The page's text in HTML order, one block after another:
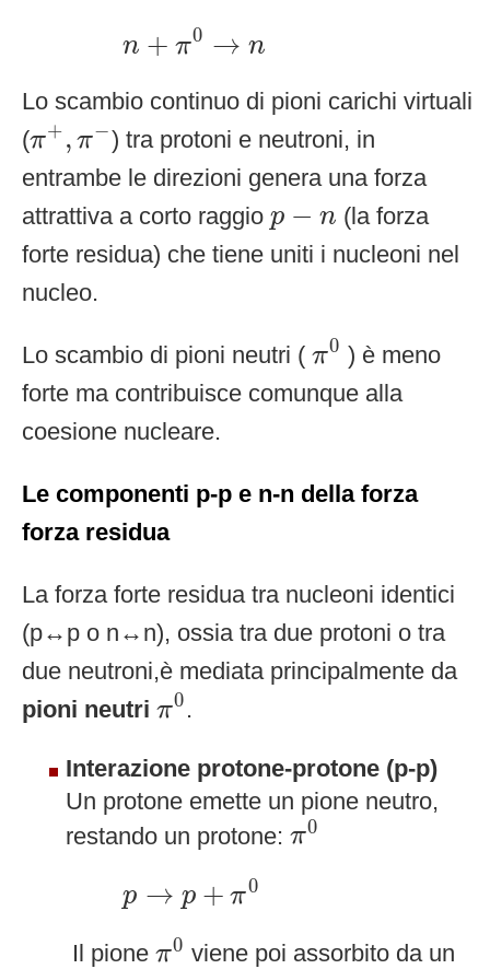
n + π0 → n
0
Lo scambio continuo di pioni carichi virtuali
(π+, π−
π+ −) tra protoni e neutroni, in
entrambe le direzioni genera una forza
attrattiva a corto raggio p − n
p
(la forza
forte residua) che tiene uniti i nucleoni nel
nucleo.
Lo scambio di pioni neutri ( π0
π0
) è meno
forte ma contribuisce comunque alla
coesione nucleare.
Le componenti p-p e n-n della forza
forza residua
La forza forte residua tra nucleoni identici
(p↔p o n↔n), ossia tra due protoni o tra
due neutroni,è mediata principalmente da
pioni neutri π0
π0
.
Interazione protone-protone (p-p)
Un protone emette un pione neutro,
restando un protone: π0
π0
p → p + π0
Il pione π0
π0
viene poi assorbito da un